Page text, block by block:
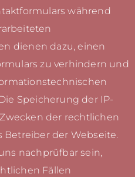
während
dienen dazu, einen
zu verhindern und
Speicherung der IP-
der rechtlichen
der Webseite.
nachprüfbar sein,
Fällen